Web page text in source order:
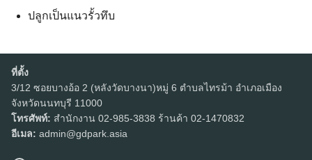
ปลูกเป็นแนวรั้วทึบ
ที่ตั้ง
3/12 ซอยบางอ้อ 2 (หลังวัดบางนา)หมู่ 6 ตำบลไทรม้า อำเภอเมือง
จังหวัดนนทบุรี 11000
โทรศัพท์: สำนักงาน 02-985-3838 ร้านค้า 02-1470832
อีเมล: admin@gdpark.asia